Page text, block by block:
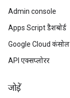
Admin console
Apps Script डैशबोर्ड
Google Cloud कंसोल
API एक्सप्लोरर
जोड़ें